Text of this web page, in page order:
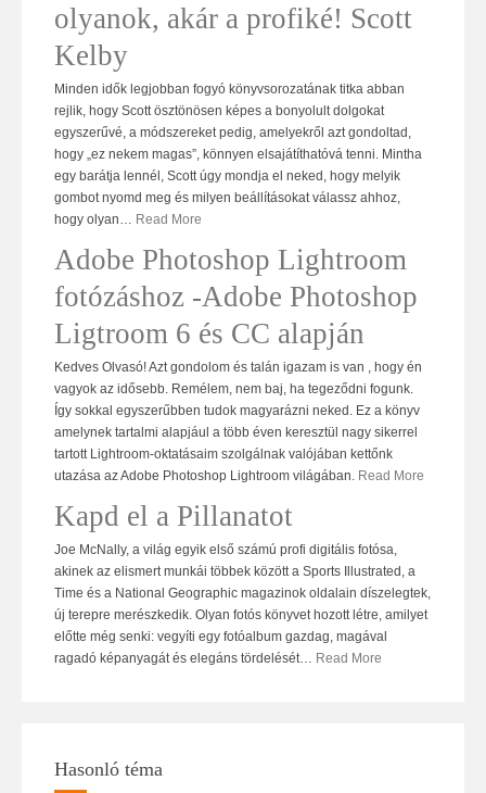
olyanok, akár a profiké! Scott
Kelby
Minden idők legjobban fogyó könyvsorozatának titka abban
rejlik, hogy Scott ösztönösen képes a bonyolult dolgokat
egyszerűvé, a módszereket pedig, amelyekről azt gondoltad,
hogy „ez nekem magas”, könnyen elsajátíthatóvá tenni. Mintha
egy barátja lennél, Scott úgy mondja el neked, hogy melyik
gombot nyomd meg és milyen beállításokat válassz ahhoz,
hogy olyan… Read More
Adobe Photoshop Lightroom
fotózáshoz -Adobe Photoshop
Ligtroom 6 és CC alapján
Kedves Olvasó! Azt gondolom és talán igazam is van , hogy én
vagyok az idősebb. Remélem, nem baj, ha tegeződni fogunk.
Így sokkal egyszerűbben tudok magyarázni neked. Ez a könyv
amelynek tartalmi alapjául a több éven keresztül nagy sikerrel
tartott Lightroom-oktatásaim szolgálnak valójában kettőnk
utazása az Adobe Photoshop Lightroom világában. Read More
Kapd el a Pillanatot
Joe McNally, a világ egyik első számú profi digitális fotósa,
akinek az elismert munkái többek között a Sports Illustrated, a
Time és a National Geographic magazinok oldalain díszelegtek,
új terepre merészkedik. Olyan fotós könyvet hozott létre, amilyet
előtte még senki: vegyíti egy fotóalbum gazdag, magával
ragadó képanyagát és elegáns tördelését… Read More
Hasonló téma